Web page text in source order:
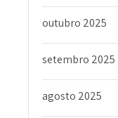
outubro 2025
setembro 2025
agosto 2025